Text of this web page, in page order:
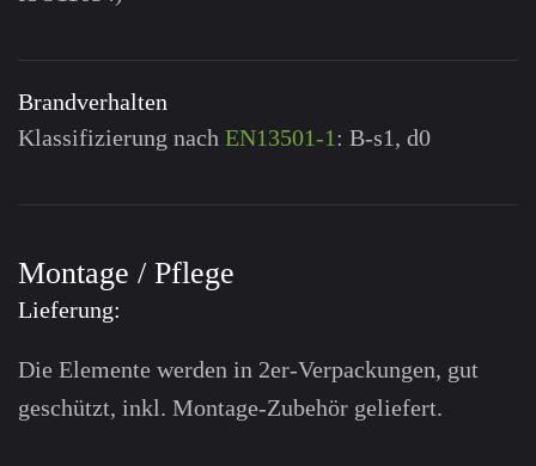
Brandverhalten
Klassifizierung nach EN13501-1 : B-s1, d0
Montage / Pflege
Lieferung:
Die Elemente werden in 2er-Verpackungen, gut
geschützt, inkl. Montage-Zubehör geliefert.